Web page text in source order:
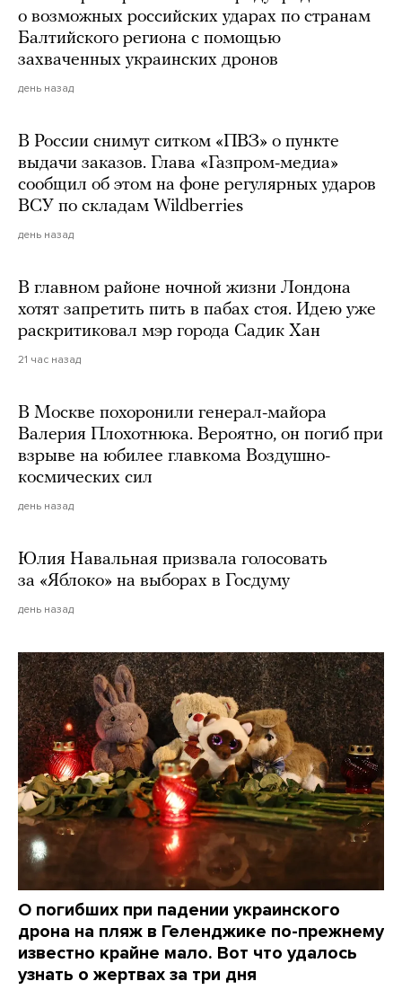
о возможных российских ударах по странам
Балтийского региона с помощью
захваченных украинских дронов
день назад
В России снимут ситком «ПВЗ» о пункте
выдачи заказов. Глава «Газпром-медиа»
сообщил об этом на фоне регулярных ударов
ВСУ по складам Wildberries
день назад
В главном районе ночной жизни Лондона
хотят запретить пить в пабах стоя. Идею уже
раскритиковал мэр города Садик Хан
21 час назад
В Москве похоронили генерал-майора
Валерия Плохотнюка. Вероятно, он погиб при
взрыве на юбилее главкома Воздушно-
космических сил
день назад
Юлия Навальная призвала голосовать
за «Яблоко» на выборах в Госдуму
день назад
О погибших при падении украинского
дрона на пляж в Геленджике по-прежнему
известно крайне мало. Вот что удалось
узнать о жертвах за три дня